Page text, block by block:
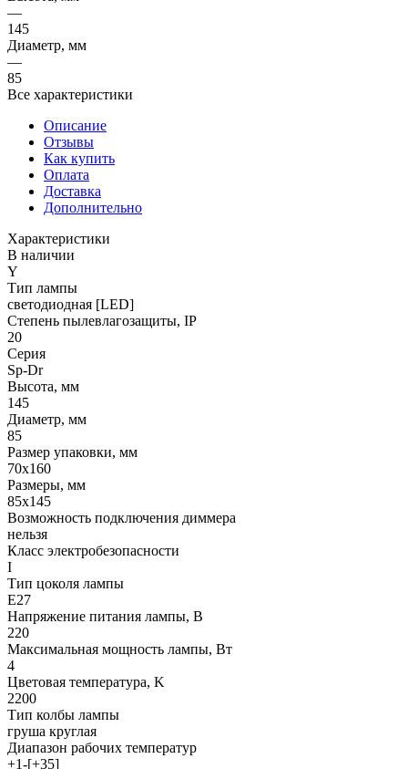
—
145
Диаметр, мм
—
85
Все характеристики
Описание
Отзывы
Как купить
Оплата
Доставка
Дополнительно
Характеристики
В наличии
Y
Тип лампы
светодиодная [LED]
Степень пылевлагозащиты, IP
20
Серия
Sp-Dr
Высота, мм
145
Диаметр, мм
85
Размер упаковки, мм
70x160
Размеры, мм
85x145
Возможность подключения диммера
нельзя
Класс электробезопасности
I
Тип цоколя лампы
E27
Напряжение питания лампы, В
220
Максимальная мощность лампы, Вт
4
Цветовая температура, K
2200
Тип колбы лампы
груша круглая
Диапазон рабочих температур
+1-[+35]